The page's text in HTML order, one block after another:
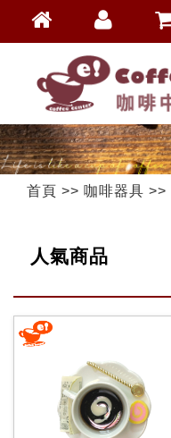
會員登入
忘記密碼
加入會員
VIP登入
VIP申請
首頁 >> 咖啡器具 >>
人氣商品